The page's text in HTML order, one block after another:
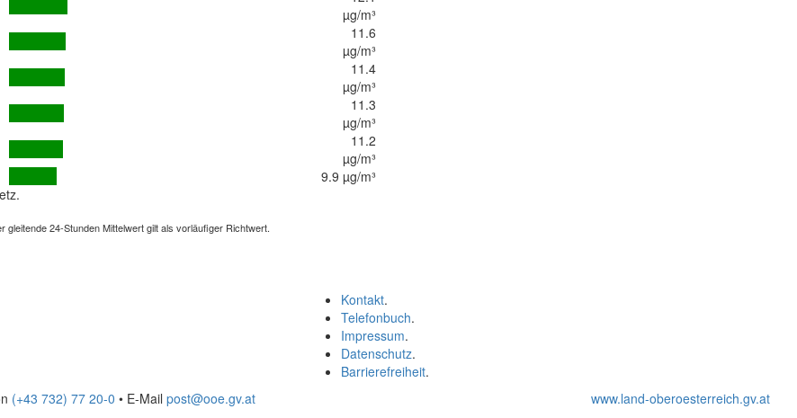
µg/m³
11.6
µg/m³
11.4
µg/m³
11.3
µg/m³
11.2
µg/m³
9.9 µg/m³
24-Stunden Mittelwert gilt als vorläufiger Richtwert.
Kontakt.
Telefonbuch.
Impressum.
Datenschutz.
Barrierefreiheit.
(+43 732) 77 20-0 • E-Mail post@ooe.gv.at www.land-oberoesterreich.gv.at